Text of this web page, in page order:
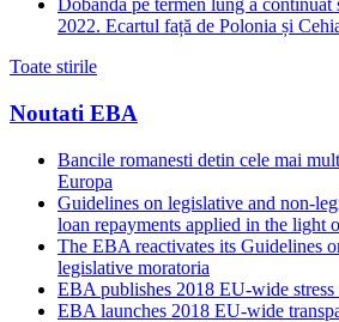
Dobânda pe termen lung a continuat
2022. Ecartul față de Polonia și
Toate stirile
Noutati EBA
Bancile romanesti detin cele mai
Europa
Guidelines on legislative and non-
loan repayments applied in the light
The EBA reactivates its Guidelines
legislative moratoria
EBA publishes 2018 EU-wide stress
EBA launches 2018 EU-wide